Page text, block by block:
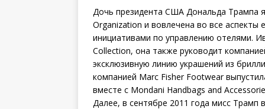
Дочь президента США Дональда Трампа
Organization и вовлечена во все
инициативами по управлению отелями.
Collection, она также руководит
эксклюзивную линию украшений из
компанией Marc Fisher Footwear
вместе с Mondani Handbags and
Далее, в сентябре 2011 года мисс Трамп